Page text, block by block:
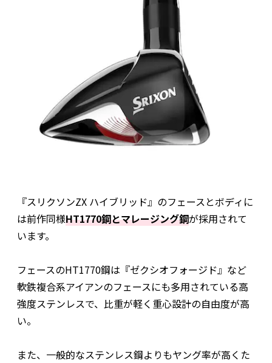
『スリクソンZX ハイブリッド』のフェースとボディに
は前作同様HT1770鋼とマレージング鋼が採用されて
います。
フェースのHT1770鋼は『ゼクシオフォージド』など
軟鉄複合系アイアンのフェースにも多用されている高
強度ステンレスで、比重が軽く重心設計の自由度が高
い。
また、一般的なステンレス鋼よりもヤング率が高くた